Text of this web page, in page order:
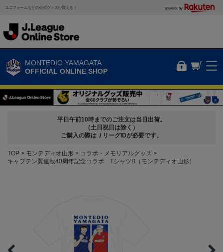
ユニフォームなどの公式グッズが買える！ powered by
MONTEDIO YAMAGATA
OFFICIAL ONLINE SHOP
平日午前10時までのご注文は当日出荷。
（土日祝日は除く）
ご購入の際はＪリーグIDが必要です。
TOP モンテディオ山形
コラボ・メモリアルグッズ
キャプテン翼連載40周年記念コラボ TシャツB（モンテディオ山形）